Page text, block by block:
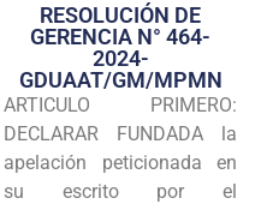
Transparencia
Seguridad
Programas
Intranet
RESOLUCIÓN DE
GERENCIA N° 464-
2024-
GDUAAT/GM/MPMN
ARTICULO PRIMERO:
DECLARAR FUNDADA la
apelación peticionada en
su escrito por el